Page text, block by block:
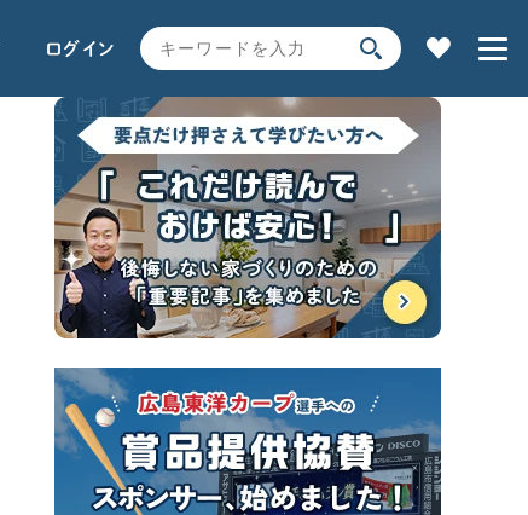
家の性能
土地探し
時事ネタ・裏話
用語解説で学ぶ
ログイン
SEARCH
キーワードから探す
サイト内検索